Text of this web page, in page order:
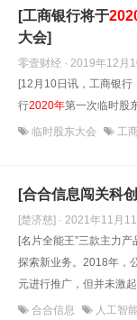
[工商银行将于
大会]
零壹财经 · 2019年12月
[12月10日讯，工商银行
行2020年第一次临时股
临时股东大会 工
[合合信息闯关科
[楚济慈] · 2021年11月
[名片全能王”三款主力
探索新业务。2018年，
元进行推广，但并未激
合合信息 人工智